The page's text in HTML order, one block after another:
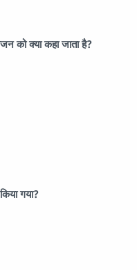
को क्या कहा जाता है?
गया?